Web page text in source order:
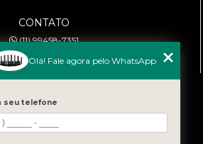
CONTATO
(11) 99458-7351
Home
Empresa
Olá! Fale agora pelo WhatsApp
seu telefone